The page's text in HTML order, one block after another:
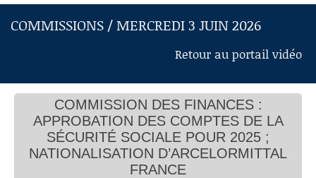
EN DIRECT
RECHERCHE
AIDE À LA DÉCOUPE
DE VIDÉOS
Séance publique
Questions au Gouvernement
Commissions
Présidence
Évènements
Connaissance, Histoire
COMMISSIONS / MERCREDI 3 JUIN 2026
Retour au portail vidéo
COMMISSION DES FINANCES :
APPROBATION DES COMPTES DE LA
SÉCURITÉ SOCIALE POUR 2025 ;
NATIONALISATION D’ARCELORMITTAL
FRANCE